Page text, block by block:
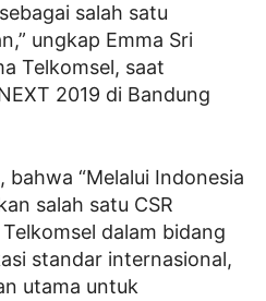
salah satu
ungkap Emma Sri
Telkomsel, saat
2019 di Bandung
bahwa “Melalui Indonesia
salah satu CSR
dalam bidang
standar internasional,
utama untuk